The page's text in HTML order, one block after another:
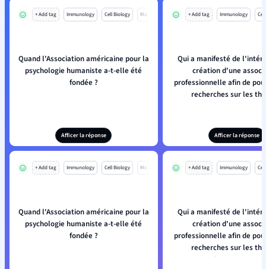
+ Add tag Immunology Cell Biology Mo
Quand l'Association américaine pour la
psychologie humaniste a-t-elle été
fondée ?
Afficer la réponse
+ Add tag Immunology
Qui a manifesté de
création d'une
professionnelle afin de
recherches sur les
humanistes ?
Afficer la réponse
+ Add tag Immunology Cell Biology Mo
Quand l'Association américaine pour la
psychologie humaniste a-t-elle été
fondée ?
+ Add tag Immunology
Qui a manifesté de
création d'une
professionnelle afin de
recherches sur les
humanistes ?